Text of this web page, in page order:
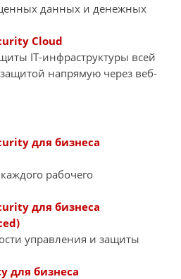
данных и денежных
Cloud
IT-инфраструктуры всей
напрямую через веб-
для бизнеса
рабочего
для бизнеса
управления и защиты
для бизнеса